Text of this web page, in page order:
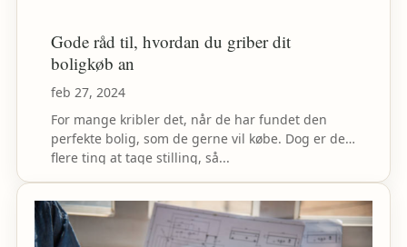
Gode råd til, hvordan du griber dit
boligkøb an
feb 27, 2024
For mange kribler det, når de har fundet den
perfekte bolig, som de gerne vil købe. Dog er der
flere ting at tage stilling, så...